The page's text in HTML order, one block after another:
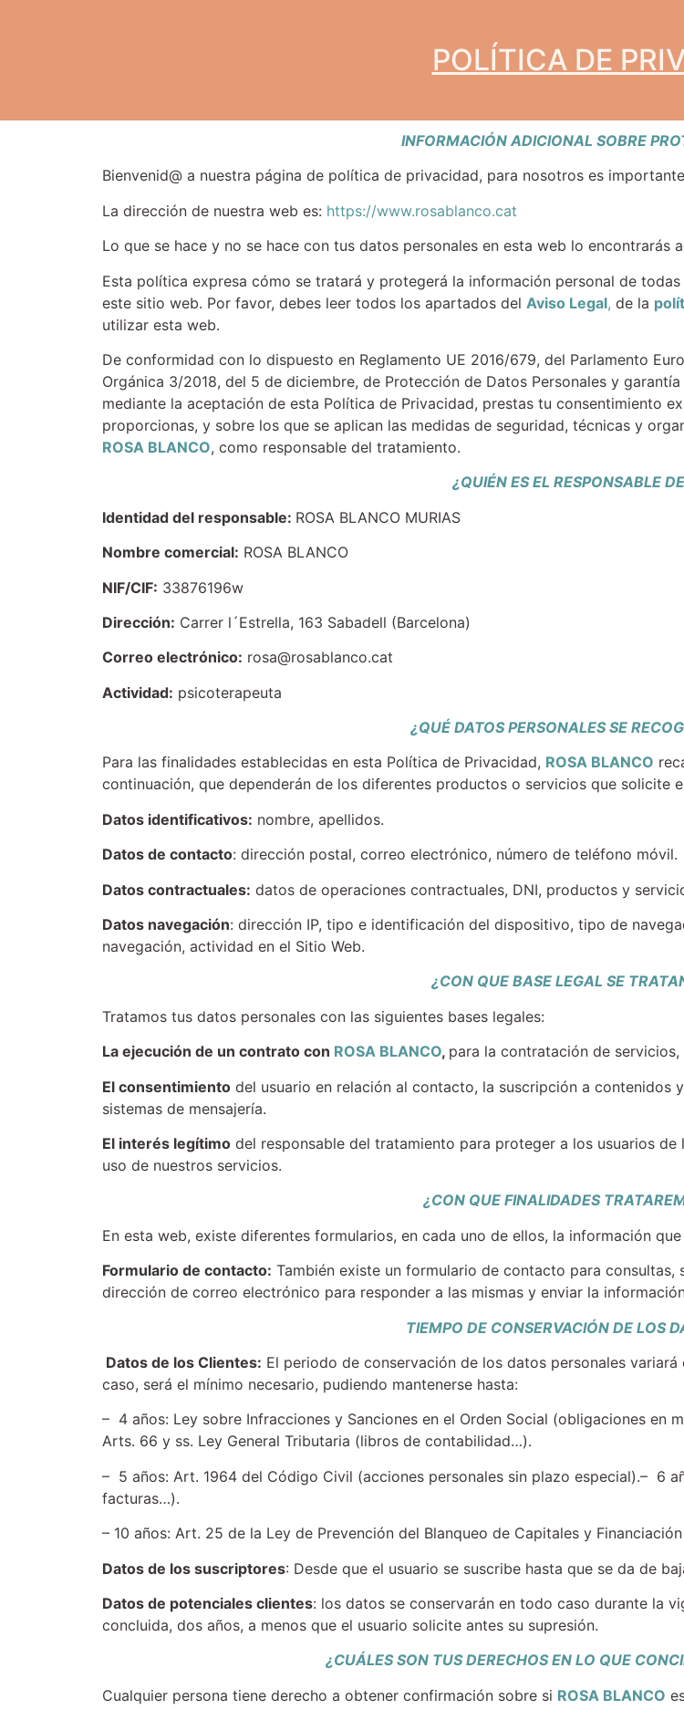
POLÍTICA DE
INFORMACIÓN ADICIONAL SOBRE
Bienvenid@ a nuestra página de política de privacidad, para nosotros es
La dirección de nuestra web es: https://www.rosablanco.cat
Lo que se hace y no se hace con tus datos personales en esta web lo encontrarás
Esta política expresa cómo se tratará y protegerá la información personal de
este sitio web. Por favor, debes leer todos los apartados del Aviso Legal, de la
utilizar esta web.
De conformidad con lo dispuesto en Reglamento UE 2016/679, del Parlamento
Orgánica 3/2018, del 5 de diciembre, de Protección de Datos Personales y
mediante la aceptación de esta Política de Privacidad, prestas tu consentimiento
proporcionas, y sobre los que se aplican las medidas de seguridad, técnicas y
ROSA BLANCO, como responsable del tratamiento.
¿QUIÉN ES EL RESPONSABLE
Identidad del responsable: ROSA BLANCO MURIAS
Nombre comercial: ROSA BLANCO
NIF/CIF: 33876196w
Dirección: Carrer l´Estrella, 163 Sabadell (Barcelona)
Correo electrónico: rosa@rosablanco.cat
Actividad: psicoterapeuta
¿QUÉ DATOS PERSONALES SE
Para las finalidades establecidas en esta Política de Privacidad, ROSA BLANCO
continuación, que dependerán de los diferentes productos o servicios que solicite
Datos identificativos: nombre, apellidos.
Datos de contacto: dirección postal, correo electrónico, número de teléfono móvil.
Datos contractuales: datos de operaciones contractuales, DNI, productos y
Datos navegación: dirección IP, tipo e identificación del dispositivo, tipo de
navegación, actividad en el Sitio Web.
¿CON QUE BASE LEGAL SE
Tratamos tus datos personales con las siguientes bases legales:
La ejecución de un contrato con ROSA BLANCO, para la contratación de
El consentimiento del usuario en relación al contacto, la suscripción a contenidos
sistemas de mensajería.
El interés legítimo del responsable del tratamiento para proteger a los usuarios de
uso de nuestros servicios.
¿CON QUE FINALIDADES
En esta web, existe diferentes formularios, en cada uno de ellos, la información
Formulario de contacto: También existe un formulario de contacto para
dirección de correo electrónico para responder a las mismas y enviar la
TIEMPO DE CONSERVACIÓN DE LOS
Datos de los Clientes: El periodo de conservación de los datos personales
caso, será el mínimo necesario, pudiendo mantenerse hasta:
– 4 años: Ley sobre Infracciones y Sanciones en el Orden Social (obligaciones en
Arts. 66 y ss. Ley General Tributaria (libros de contabilidad…).
– 5 años: Art. 1964 del Código Civil (acciones personales sin plazo especial).– 6
facturas…).
– 10 años: Art. 25 de la Ley de Prevención del Blanqueo de Capitales y
Datos de los suscriptores: Desde que el usuario se suscribe hasta que se da de
Datos de potenciales clientes: los datos se conservarán en todo caso durante la
concluida, dos años, a menos que el usuario solicite antes su supresión.
¿CUÁLES SON TUS DERECHOS EN LO QUE
Cualquier persona tiene derecho a obtener confirmación sobre si ROSA BLANCO